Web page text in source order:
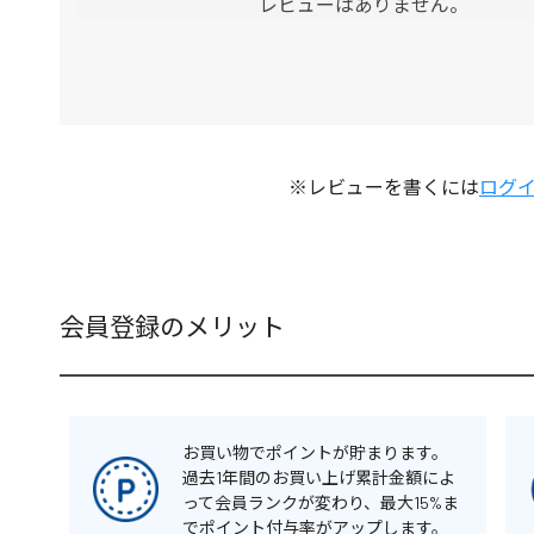
※レビューを書くにはログ
会員登録のメリット
お買い物でポイントが貯まります。
過去1年間のお買い上げ累計金額によ
って会員ランクが変わり、最大15%ま
でポイント付与率がアップします。